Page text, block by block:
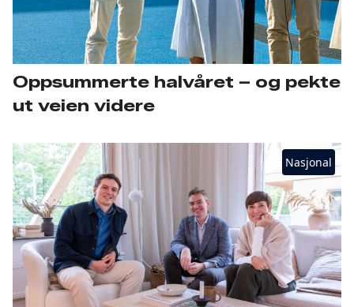
Oppsummerte halvåret – og pekte
ut veien videre
Nasjonal